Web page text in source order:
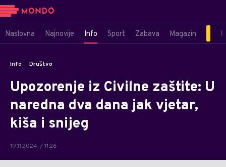
Naslovna Najnovije Info Sport Zabava Magazin
Info Društvo
Upozorenje iz Civilne zaštite: U
naredna dva dana jak vjetar,
kiša i snijeg
19.11.2024. / 11:26